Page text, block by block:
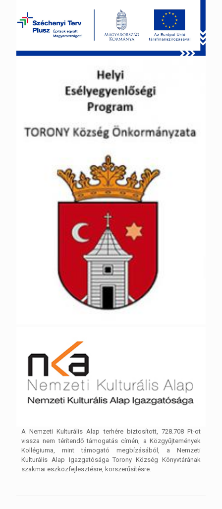
A Nemzeti Kulturális Alap terhére biztosított, 728.708 Ft-ot
vissza nem térítendő támogatás címén, a Közgyűjtemények
Kollégiuma, mint támogató megbízásából, a Nemzeti
Kulturális Alap Igazgatósága Torony Község Könyvtárának
szakmai eszközfejlesztésre, korszerűsítésre.